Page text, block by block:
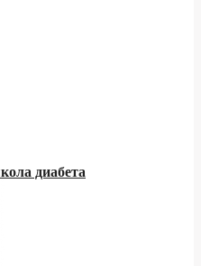
диабета